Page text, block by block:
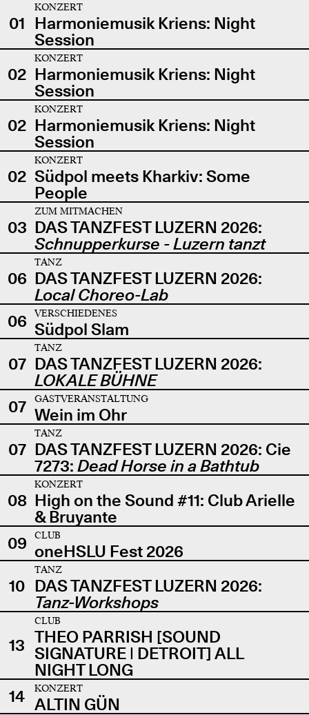
01
KONZERT
Harmoniemusik Kriens: Night
Session
02
KONZERT
Harmoniemusik Kriens: Night
Session
02
KONZERT
Harmoniemusik Kriens: Night
Session
02
KONZERT
Südpol meets Kharkiv: Some
People
03
ZUM MITMACHEN
DAS TANZFEST LUZERN 2026:
Schnupperkurse - Luzern tanzt
06
TANZ
DAS TANZFEST LUZERN 2026:
Local Choreo-Lab
06
VERSCHIEDENES
Südpol Slam
07
TANZ
DAS TANZFEST LUZERN 2026:
LOKALE BÜHNE
07
GASTVERANSTALTUNG
Wein im Ohr
07
TANZ
DAS TANZFEST LUZERN 2026: Cie
7273: Dead Horse in a Bathtub
08
KONZERT
High on the Sound #11: Club Arielle
& Bruyante
09
CLUB
oneHSLU Fest 2026
10
TANZ
DAS TANZFEST LUZERN 2026:
Tanz-Workshops
13
CLUB
THEO PARRISH [SOUND
SIGNATURE | DETROIT] ALL
NIGHT LONG
14
KONZERT
ALTIN GÜN